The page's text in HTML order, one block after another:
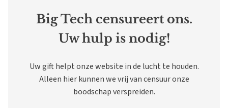
Big Tech censureert ons.
Uw hulp is nodig!
Uw gift helpt onze website in de lucht te houden.
Alleen hier kunnen we vrij van censuur onze
boodschap verspreiden.